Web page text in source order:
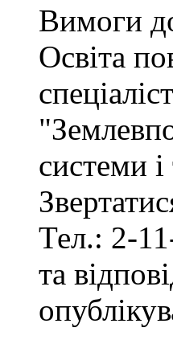
Вимоги
Освіта
системи і
Тел.: 2-
та